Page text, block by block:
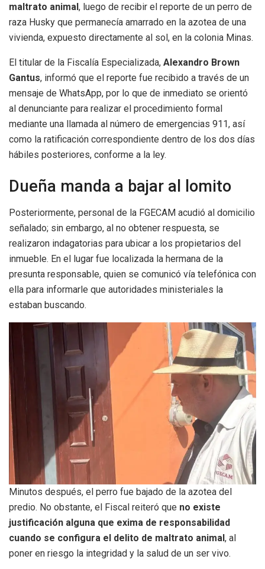
maltrato animal, luego de recibir el reporte de un perro de
raza Husky que permanecía amarrado en la azotea de una
vivienda, expuesto directamente al sol, en la colonia Minas.
El titular de la Fiscalía Especializada, Alexandro Brown
Gantus, informó que el reporte fue recibido a través de un
mensaje de WhatsApp, por lo que de inmediato se orientó
al denunciante para realizar el procedimiento formal
mediante una llamada al número de emergencias 911, así
como la ratificación correspondiente dentro de los dos días
hábiles posteriores, conforme a la ley.
Dueña manda a bajar al lomito
Posteriormente, personal de la FGECAM acudió al domicilio
señalado; sin embargo, al no obtener respuesta, se
realizaron indagatorias para ubicar a los propietarios del
inmueble. En el lugar fue localizada la hermana de la
presunta responsable, quien se comunicó vía telefónica con
ella para informarle que autoridades ministeriales la
estaban buscando.
Minutos después, el perro fue bajado de la azotea del
predio. No obstante, el Fiscal reiteró que no existe
justificación alguna que exima de responsabilidad
cuando se configura el delito de maltrato animal, al
poner en riesgo la integridad y la salud de un ser vivo.